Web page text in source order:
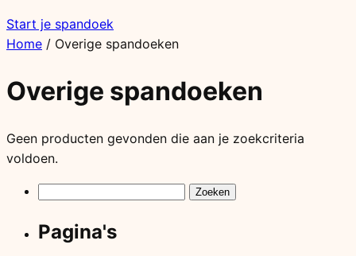
Start je spandoek
Home / Overige spandoeken
Overige spandoeken
Geen producten gevonden die aan je zoekcriteria
voldoen.
Zoeken
Pagina's